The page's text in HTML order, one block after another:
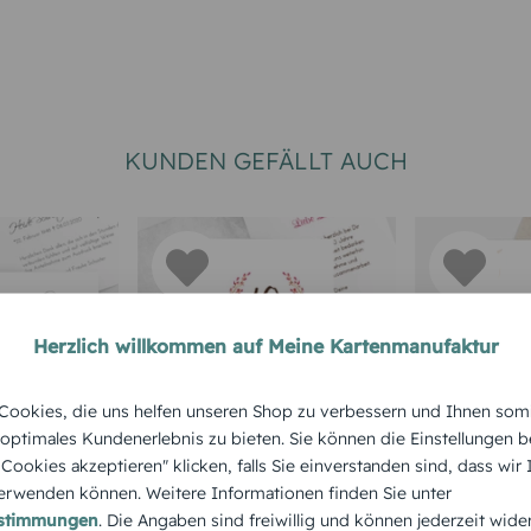
KUNDEN GEFÄLLT AUCH
JUBILÄUMSKARTE
Karte zum Jubiläum
Aquarell Kranz
Goldene
Herzlich willkommen auf Meine Kartenmanufaktur
die uns helfen unseren Shop zu verbessern und Ihnen
Kundenerlebnis zu bieten. Sie können die Einstellungen
akzeptieren" klicken, falls Sie einverstanden sind, dass
können. Weitere Informationen finden Sie unter
. Die Angaben sind freiwillig und können jederzeit